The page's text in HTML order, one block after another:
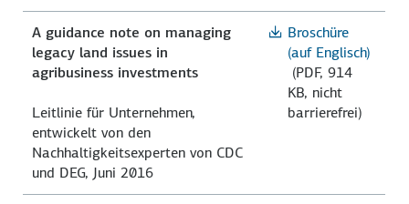
A guidance note on managing
legacy land issues in
agribusiness investments
Leitlinie für Unternehmen,
entwickelt von den
Nachhaltigkeitsexperten von CDC
und DEG, Juni 2016
Broschüre
(auf Englisch)
(PDF, 914
KB, nicht
barrierefrei)